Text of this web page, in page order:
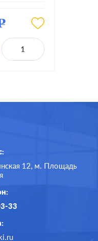
без подсветки
12, м. Площадь
33